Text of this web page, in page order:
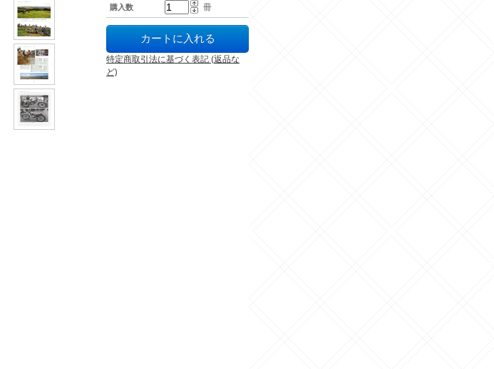
購入数 冊
特定商取引法に基づく表記 (返品な
ど)